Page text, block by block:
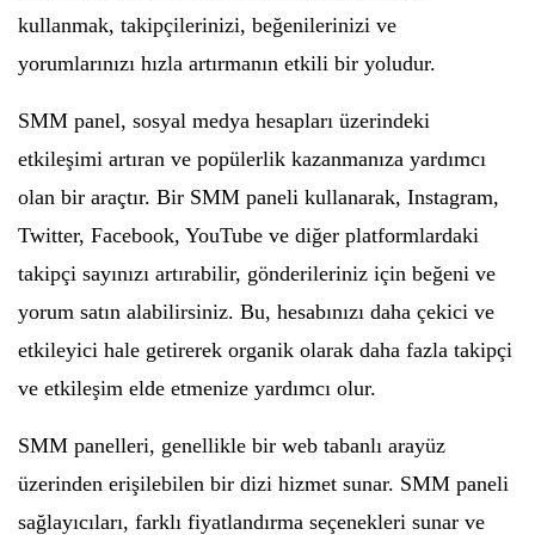
kullanmak, takipçilerinizi, beğenilerinizi ve
yorumlarınızı hızla artırmanın etkili bir yoludur.
SMM panel, sosyal medya hesapları üzerindeki
etkileşimi artıran ve popülerlik kazanmanıza yardımcı
olan bir araçtır. Bir SMM paneli kullanarak, Instagram,
Twitter, Facebook, YouTube ve diğer platformlardaki
takipçi sayınızı artırabilir, gönderileriniz için beğeni ve
yorum satın alabilirsiniz. Bu, hesabınızı daha çekici ve
etkileyici hale getirerek organik olarak daha fazla takipçi
ve etkileşim elde etmenize yardımcı olur.
SMM panelleri, genellikle bir web tabanlı arayüz
üzerinden erişilebilen bir dizi hizmet sunar. SMM paneli
sağlayıcıları, farklı fiyatlandırma seçenekleri sunar ve